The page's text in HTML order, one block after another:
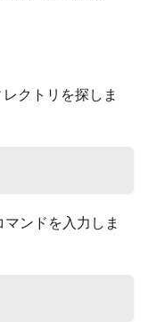
クトリを探しま
ンドを入力しま